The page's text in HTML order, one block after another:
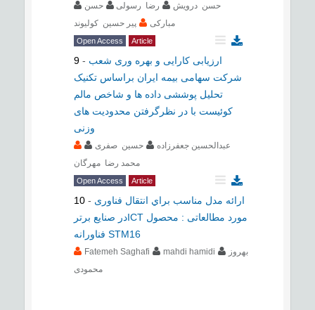
حسن درویش رضا رسولی
حسن
مبارکی
پیر حسین کولیوند
Open Access Article
9 - ارزیابی کارایی و بهره وری شعب
شرکت سهامی بیمه ایران براساس تکنیک
تحلیل پوششی داده ها و شاخص مالم
کوئیست با در نظرگرفتن محدودیت های
وزنی
عبدالحسین جعفرزاده
حسین صفری
محمد رضا مهرگان
Open Access Article
10 - ارائه مدل مناسب براي انتقال فناوری
در صنایع برترICT مورد مطالعاتی : محصول
فناورانه STM16
Fatemeh Saghafi mahdi hamidi
بهروز
محمودی